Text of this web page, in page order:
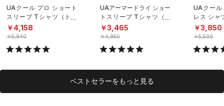
UAクール プロ ショート
スリーブ Tシャツ（トレ
ーニング/MEN）
￥4,158
￥5,940
UAアーマードライ ショー
トスリーブ Tシャツ（ト
レーニング/MEN）
￥3,465
￥4,950
UAクール
レス シャ
グ/MEN）
￥3,850
￥5,500
ベストセラーをもっと見る